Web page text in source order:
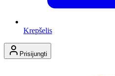
Krepšelis
Prisijungti